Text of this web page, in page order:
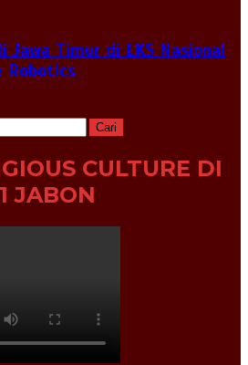
Jawa Timur di LKS Nasional
Robotics
CULTURE DI
JABON